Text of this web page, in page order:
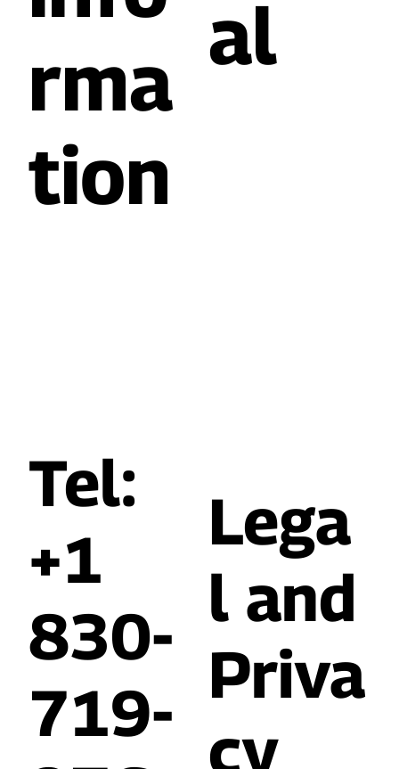
rma
tion
al
Tel:
+1
830-
719-
Lega
l and
Priva
cy